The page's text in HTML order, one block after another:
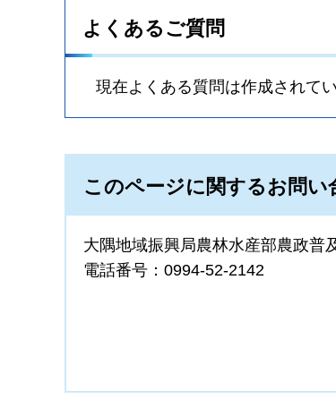
よくあるご質問
現在よくある質問は作成されてい
このページに関するお問い
大隅地域振興局農林水産部農政普
電話番号：0994-52-2142